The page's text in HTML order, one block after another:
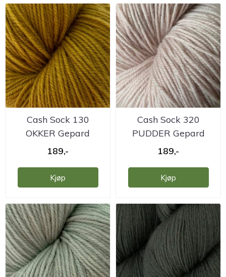
Cash Sock 130
OKKER Gepard
189,-
Kjøp
Cash Sock 320
PUDDER Gepard
189,-
Kjøp